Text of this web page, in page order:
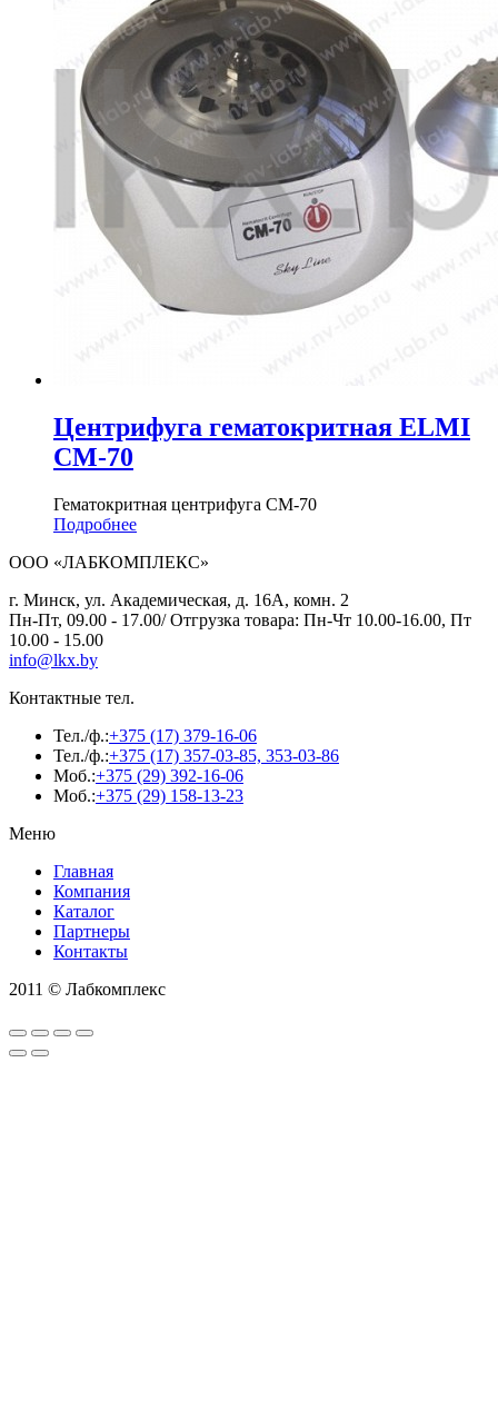
Центрифуга гематокритная ELMI
СМ-70
Гематокритная центрифуга СМ-70
Подробнее
ООО «ЛАБКОМПЛЕКС»
г. Минск, ул. Академическая, д. 16А, комн. 2
Пн-Пт, 09.00 - 17.00/ Отгрузка товара: Пн-Чт 10.00-16.00, Пт
10.00 - 15.00
info@lkx.by
Контактные тел.
Тел./ф.:+375 (17) 379-16-06
Тел./ф.:+375 (17) 357-03-85, 353-03-86
Моб.:+375 (29) 392-16-06
Моб.:+375 (29) 158-13-23
Меню
Главная
Компания
Каталог
Партнеры
Контакты
2011 © Лабкомплекс